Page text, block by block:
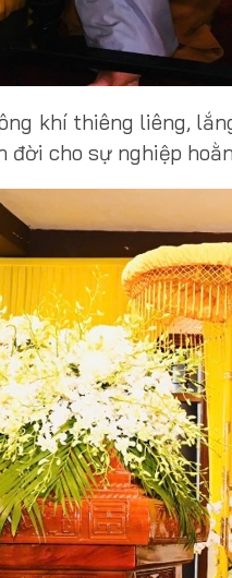
khí thiêng liêng,
đời cho sự nghiệp